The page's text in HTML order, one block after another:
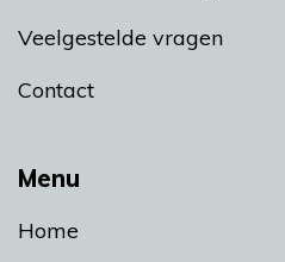
Menu
Home
Veelgestelde vragen
Contact